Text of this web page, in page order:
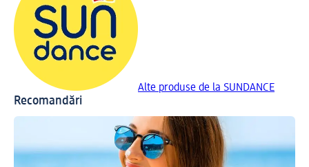
Alte produse de la SUNDANCE
Recomandări